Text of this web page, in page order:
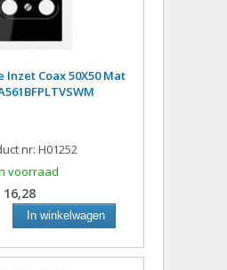
Inzet Coax 50X50 Mat
nr: H01252
voorraad
16,28
In winkelwagen